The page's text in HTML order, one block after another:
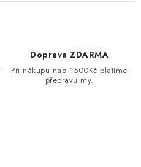
Doprava ZDARMA
Při nákupu nad 1500Kč platíme
přepravu my.